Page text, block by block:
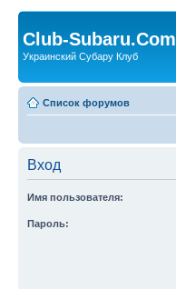
Club-Subaru.Com
Украинский Субару Клуб
Список форумов
Вход
Имя пользователя:
Пароль: